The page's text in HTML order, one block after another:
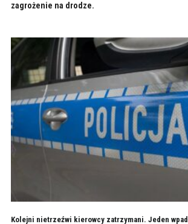
zagrożenie na drodze.
Kolejni nietrzeźwi kierowcy zatrzymani. Jeden